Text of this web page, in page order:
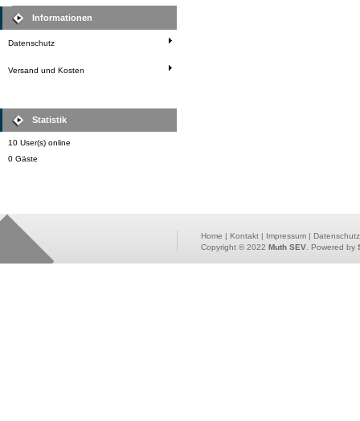
Informationen
Datenschutz
Versand und Kosten
Statistik
10 User(s) online
0 Gäste
Home | Kontakt | Impressum |
Copyright © 2022 Muth SEV . Powered by